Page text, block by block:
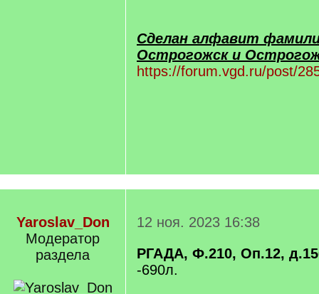
Сделан алфавит
Острогожск и
https://forum.vgd.ru/post/
Yaroslav_Don
Модератор
раздела
12 ноя. 2023 16:38
РГАДА, Ф.210, Оп.12,
-690л.